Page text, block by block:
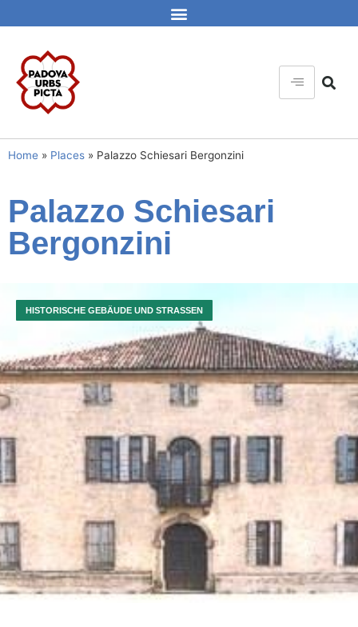
Home » Places » Palazzo Schiesari Bergonzini
Palazzo Schiesari
Bergonzini
HISTORISCHE GEBÄUDE UND STRASSEN